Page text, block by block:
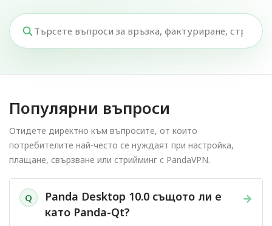
Популярни въпроси
Отидете директно към въпросите, от които
потребителите най-често се нуждаят при настройка,
плащане, свързване или стрийминг с PandaVPN.
Q →
Panda Desktop 10.0 същото ли е
като Panda-Qt?